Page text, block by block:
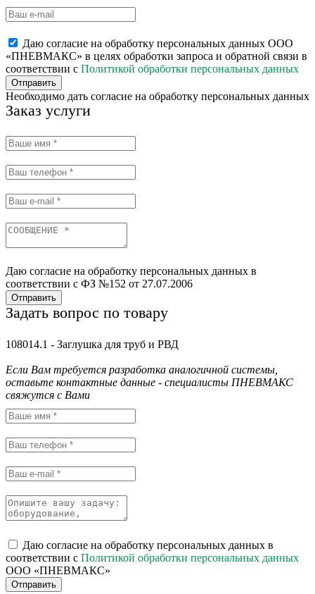
Даю согласие на обработку персональных данных ООО
«ПНЕВМАКС» в целях обработки запроса и обратной связи в
соответствии с Политикой обработки персональных данных
Отправить
Необходимо дать согласие на обработку персональных данных
Заказ услуги
Даю согласие на обработку персональных данных в
соответствии с ФЗ №152 от 27.07.2006
Отправить
Задать вопрос по товару
108014.1 - Заглушка для труб и РВД
Если Вам требуется разработка аналогичной системы,
оставьте контактные данные - специалисты ПНЕВМАКС
свяжутся с Вами
Даю согласие на обработку персональных данных в
соответствии с Политикой обработки персональных данных
ООО «ПНЕВМАКС»
Отправить